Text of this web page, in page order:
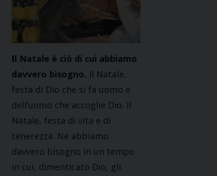
Il Natale è ciò di cui abbiamo
davvero bisogno. Il Natale,
festa di Dio che si fa uomo e
dell’uomo che accoglie Dio. Il
Natale, festa di vita e di
tenerezza. Ne abbiamo
davvero bisogno in un tempo
in cui, dimenticato Dio, gli